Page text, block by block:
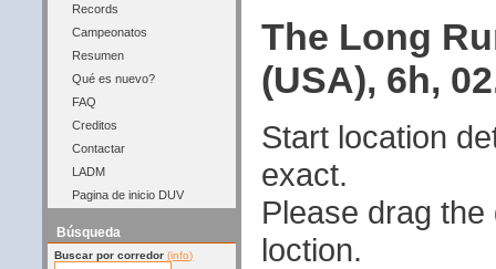
Records
Campeonatos
Resumen
Qué es nuevo?
FAQ
Creditos
Contactar
LADM
Pagina de inicio DUV
Búsqueda
Buscar por corredor (info)
The Long
(USA), 6h,
Start location
exact.
Please drag
loction.